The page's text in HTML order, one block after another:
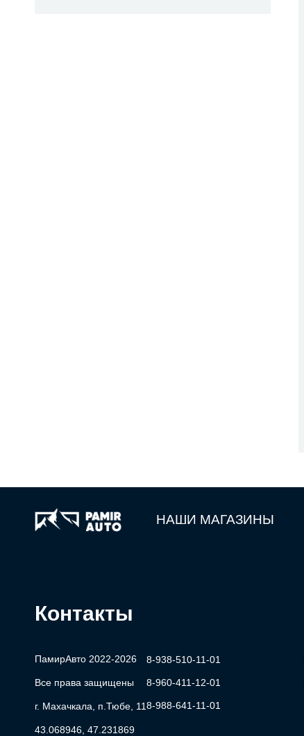
НАШИ МАГАЗИНЫ
Контакты
ПамирАвто 2022-2026
Все права защищены
г. Махачкала, п.Тюбе, 11
43.068946, 47.231869
8-938-510-11-01
8-960-411-12-01
8-988-641-11-01